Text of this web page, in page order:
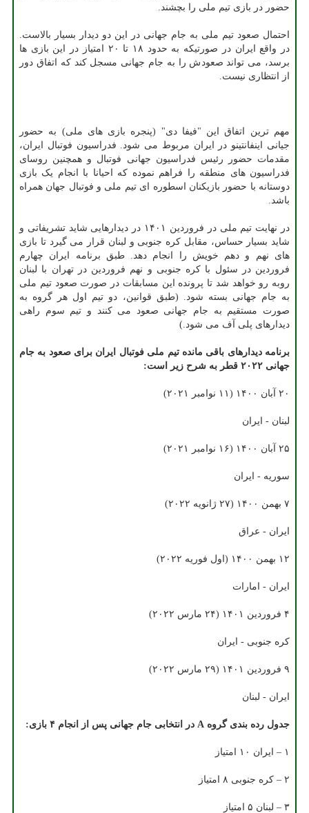
حضور در بازی تیم ملی را بچشند.
احتمال صعود تیم ملی به جام جهانی در این دو دیدار بسیار بالاست.
در واقع ایران در صورتیکه به حدود ۱۸ تا ۲۰ امتیاز در این بازی ها
برسد، می تواند صعودش را به جام جهانی مسجل کند که اتفاق دور
از انتظاری نیست.
مهم ترین اتفاق این "فیفا دی" (پنجره بازی های ملی) به حضور
جیانی اینفانتینو در ایران مربوط می شود. فدراسیون فوتبال ایران،
مقدمات حضور رئیس فدراسیون جهانی فوتبال و همچنین روسای
فدراسیون های منطقه را فراهم نموده که احیانا با انجام یک بازی
دوستانه با حضور بازیکنان اسطوره ای تیم ملی و فوتبال جهان همراه
باشد.
در نهایت تیم ملی در فروردین ۱۴۰۱ در دیدارهایی شاید تشریفاتی و
شاید بسیار حساس، مقابل کره جنوبی و لبنان قرار می گیرد تا بازی
های نهم و دهم خویش را انجام دهد. طبق برنامه ایران چهارم
فروردین در سئول با کره جنوبی و نهم فروردین در تهران با لبنان
روبه رو خواهد شد تا پرونده این مسابقات در صورت صعود تیم ملی
به جام جهانی بسته شود. (طبق قوانین، دو تیم اول هر گروه به
صورت مستقیم به جام جهانی صعود می کنند و تیم سوم راهی
دیدارهای پلی آف می شود.)
برنامه دیدارهای باقی مانده تیم ملی فوتبال ایران برای صعود به جام
جهانی ۲۰۲۲ قطر به شرح زیر است:
۲۰ آبان ۱۴۰۰ (۱۱ نوامبر ۲۰۲۱)
لبنان - ایران
۲۵ آبان ۱۴۰۰ (۱۶ نوامبر ۲۰۲۱)
سوریه - ایران
۷ بهمن ۱۴۰۰ (۲۷ ژانویه ۲۰۲۲)
ایران - عراق
۱۲ بهمن ۱۴۰۰ (اول فوریه ۲۰۲۲)
ایران - امارات
۴ فروردین ۱۴۰۱ (۲۴ مارس ۲۰۲۲)
کره جنوبی - ایران
۹ فروردین ۱۴۰۱ (۲۹ مارس ۲۰۲۲)
ایران - لبنان
جدول رده بندی گروه A در انتخابی جام جهانی پس از انجام ۴ بازی:
۱ – ایران ۱۰ امتیاز
۲ – کره جنوبی ۸ امتیاز
۳ – لبنان ۵ امتیاز